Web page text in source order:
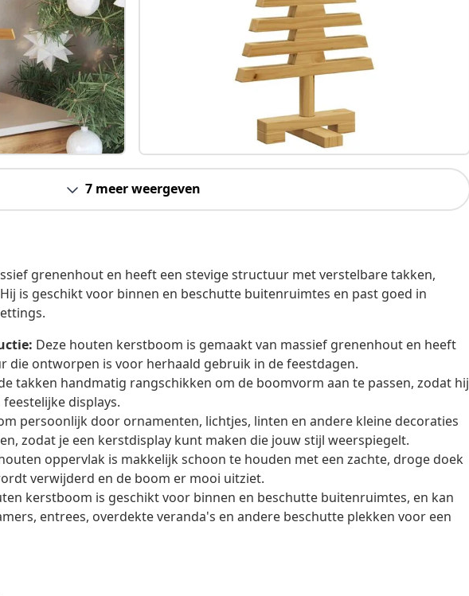
7 meer weergeven
grenenhout en heeft een stevige structuur met verstelbare takken,
is geschikt voor binnen en beschutte buitenruimtes en past goed in
Deze houten kerstboom is gemaakt van massief grenenhout en heeft
die ontworpen is voor herhaald gebruik in de feestdagen.
takken handmatig rangschikken om de boomvorm aan te passen, zodat hij
displays.
persoonlijk door ornamenten, lichtjes, linten en andere kleine decoraties
zodat je een kerstdisplay kunt maken die jouw stijl weerspiegelt.
oppervlak is makkelijk schoon te houden met een zachte, droge doek
verwijderd en de boom er mooi uitziet.
kerstboom is geschikt voor binnen en beschutte buitenruimtes, en kan
entrees, overdekte veranda's en andere beschutte plekken voor een